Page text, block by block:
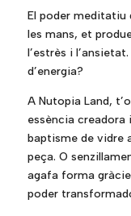
El poder meditatiu
les mans, et
l’estrès i
d’energia?
A Nutopia Land,
essència creadora
baptisme de vidre
peça. O
agafa forma
poder